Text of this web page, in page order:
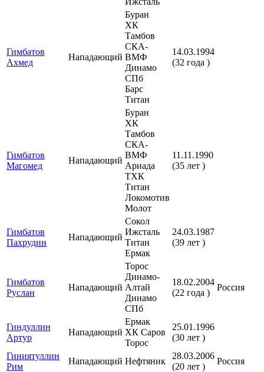
Гимбатов
Ахмед
Нападающий
Буран
ХК
Тамбов
СКА-
ВМФ
Динамо
СПб
Барс
Титан
14.03.1994
(32 года )
Гимбатов
Магомед
Нападающий
Буран
ХК
Тамбов
СКА-
ВМФ
Ариада
ТХК
Титан
Локомотив
Молот
11.11.1990
(35 лет )
Гимбатов
Пахрудин
Нападающий
Сокол
Ижсталь
Титан
Ермак
24.03.1987
(39 лет )
Гимбатов
Руслан
Нападающий
Торос
Динамо-
Алтай
Динамо
СПб
18.02.2004
(22 года )
Россия
Гиндуллин
Артур
Нападающий
Ермак
ХК Саров
Торос
25.01.1996
(30 лет )
Гиниятуллин
Рим
Нападающий Нефтяник
28.03.2006
(20 лет )
Россия